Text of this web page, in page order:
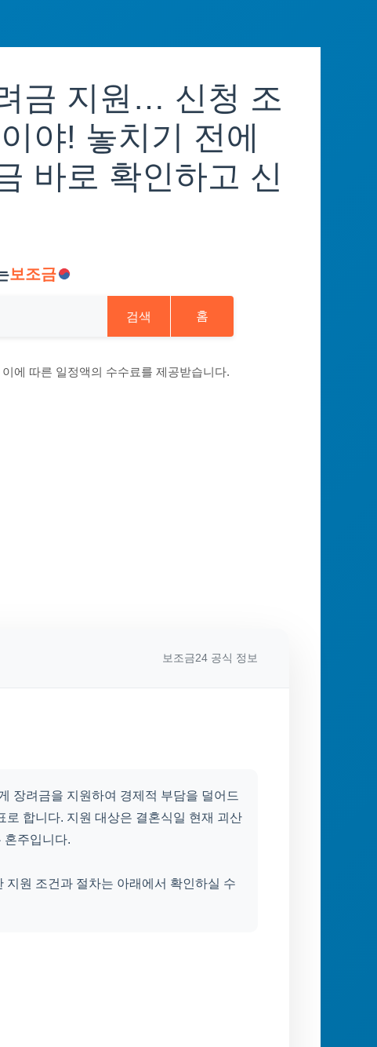
금 지원… 신청 조
야! 놓치기 전에
바로 확인하고 신
보조금
검색 홈
에 따른 일정액의 수수료를 제공받습니다.
보조금24 공식 정보
장려금을 지원하여 경제적 부담을 덜어드
합니다. 지원 대상은 결혼식일 현재 괴산
혼주입니다.
원 조건과 절차는 아래에서 확인하실 수